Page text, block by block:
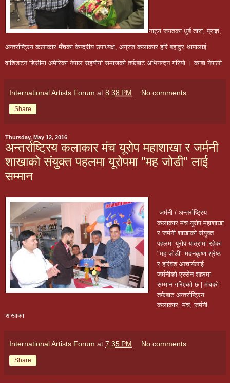
नाट्य जगतका धुर्ब तारा, प्राज्ञ,
अन्तर्राष्ट्रिय कलाकार मँचका केन्द्रीय उपाध्यक्ष, अग्रज कलाकार हरि बहादुर थापालाई
वाशिङटन डिसीमा अमेरिका नेपाल सहयोगी समाजको तर्फबाट अभिनन्दन गरियो । काबा नेपाली
International Artists Forum at 8:38 PM No comments:
Share
Thursday, May 12, 2016
अन्तर्राष्ट्रिय कलाकार मंच यूरोप महाशाखा र जर्मनी
शाखाको संयुक्त पहलमा यूरोपमा "मह जोडी" लाई
सम्मान
जर्मनी / अन्तर्राष्ट्रिय
कलाकार मंच यूरोप महाशाखा
र जर्मनी शाखाको संयुक्त
पहलमा यूरोप यात्रामा रहेका
"मह जोडी" मदनकृष्ण श्रेष्ठ
र हरिवंश आचार्यलाई
जर्मनीको एस्सेन शहरमा
सम्मान गरिएको छ | मंचको
तर्फबाट अन्तर्राष्ट्रिय
कलाकार  मंच, जर्मनी
शाखाका
International Artists Forum at 7:35 PM No comments:
Share